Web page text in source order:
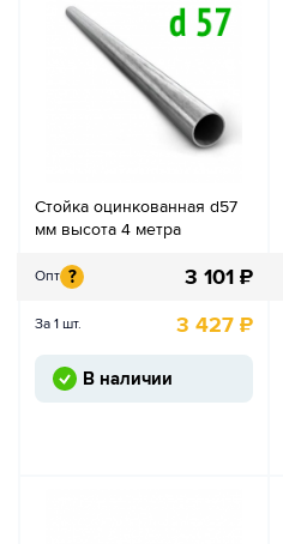
Стойка оцинкованная d57
мм высота 4 метра
Опт ? 3 101 ₽
За 1 шт. 3 427 ₽
В наличии